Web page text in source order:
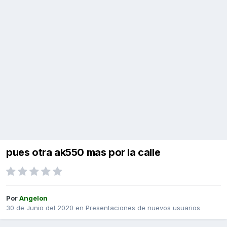
pues otra ak550 mas por la calle
PorAngelon
30 de Junio del 2020 en Presentaciones de nuevos usuarios